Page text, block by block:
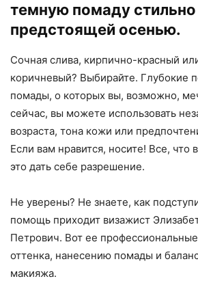
темную помаду стильно
предстоящей осенью.
Сочная слива, кирпично-красный
коричневый? Выбирайте. Глубокие
помады, о которых вы, возможно,
сейчас, вы можете использовать
возраста, тона кожи или
Если вам нравится, носите! Все, что
это дать себе разрешение.
Не уверены? Не знаете, как
помощь приходит визажист
Петрович. Вот ее
оттенка, нанесению помады и
макияжа.